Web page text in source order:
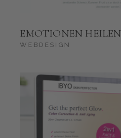
EMOTIONEN HEILEN
WEBDESIGN